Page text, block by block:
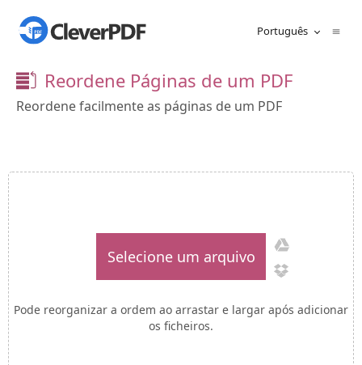
Português
Reordene Páginas de um PDF
Reordene facilmente as páginas de um PDF
Selecione um arquivo
Pode reorganizar a ordem ao arrastar e largar após adicionar
os ficheiros.